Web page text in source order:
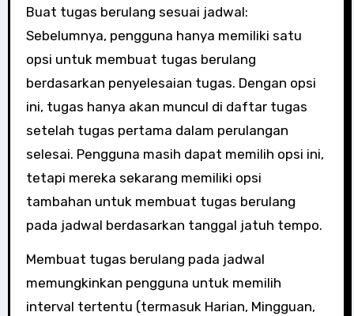
Buat tugas berulang sesuai jadwal:
Sebelumnya, pengguna hanya memiliki satu
opsi untuk membuat tugas berulang
berdasarkan penyelesaian tugas. Dengan opsi
ini, tugas hanya akan muncul di daftar tugas
setelah tugas pertama dalam perulangan
selesai. Pengguna masih dapat memilih opsi ini,
tetapi mereka sekarang memiliki opsi
tambahan untuk membuat tugas berulang
pada jadwal berdasarkan tanggal jatuh tempo.
Membuat tugas berulang pada jadwal
memungkinkan pengguna untuk memilih
interval tertentu (termasuk Harian, Mingguan,